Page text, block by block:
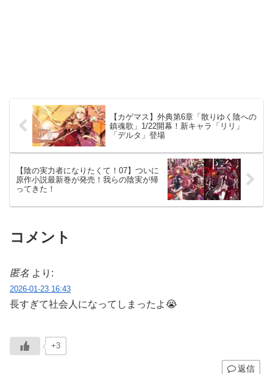
【カゲマス】外典第6章「散りゆく陰への
鎮魂歌」1/22開幕！新キャラ「リリ」
「デルタ」登場
【陰の実力者になりたくて！07】ついに
原作小説最新巻が発売！我らの陰実が帰
ってきた！
コメント
匿名 より:
2026-01-23 16:43
長すぎて社会人になってしまったよ😭
+3
返信